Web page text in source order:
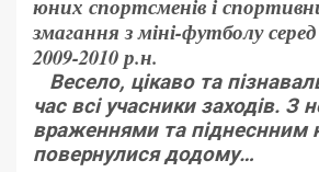
юних спортсменів і
змагання з міні-футболу
2009-2010 р.н.
Весело, цікаво та
час всі учасники заходів. З
враженнями та піднеснним
повернулися додому…